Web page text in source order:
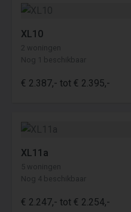
XL10
2 woningen
Nog 1 beschikbaar
€ 2.387,- tot € 2.395,-
XL11a
5 woningen
Nog 4 beschikbaar
€ 2.247,- tot € 2.254,-